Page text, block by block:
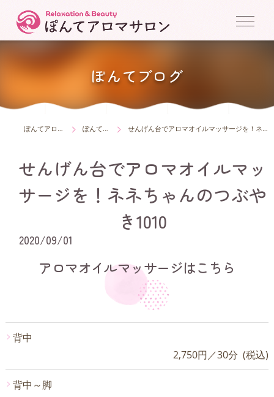
ぽんてブログ
ぽんてアロマサロン ぽんてブログ せんげん台でアロマオイルマッサージを！ネネちゃんのつぶやき1010
せんげん台でアロマオイルマッ
サージを！ネネちゃんのつぶや
き1010
2020/09/01
アロマオイルマッサージはこちら
背中
2,750円／30分 (税込)
背中～脚